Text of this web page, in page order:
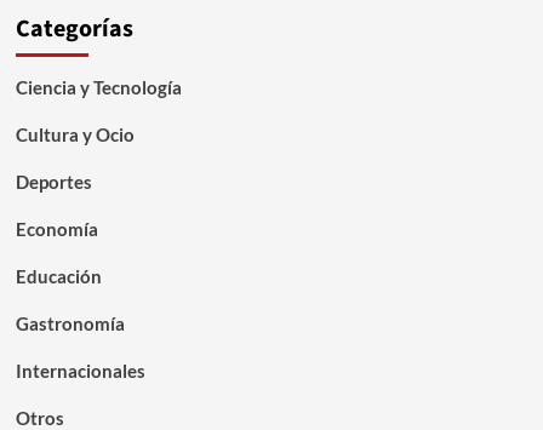
Categorías
Ciencia y Tecnología
Cultura y Ocio
Deportes
Economía
Educación
Gastronomía
Internacionales
Otros